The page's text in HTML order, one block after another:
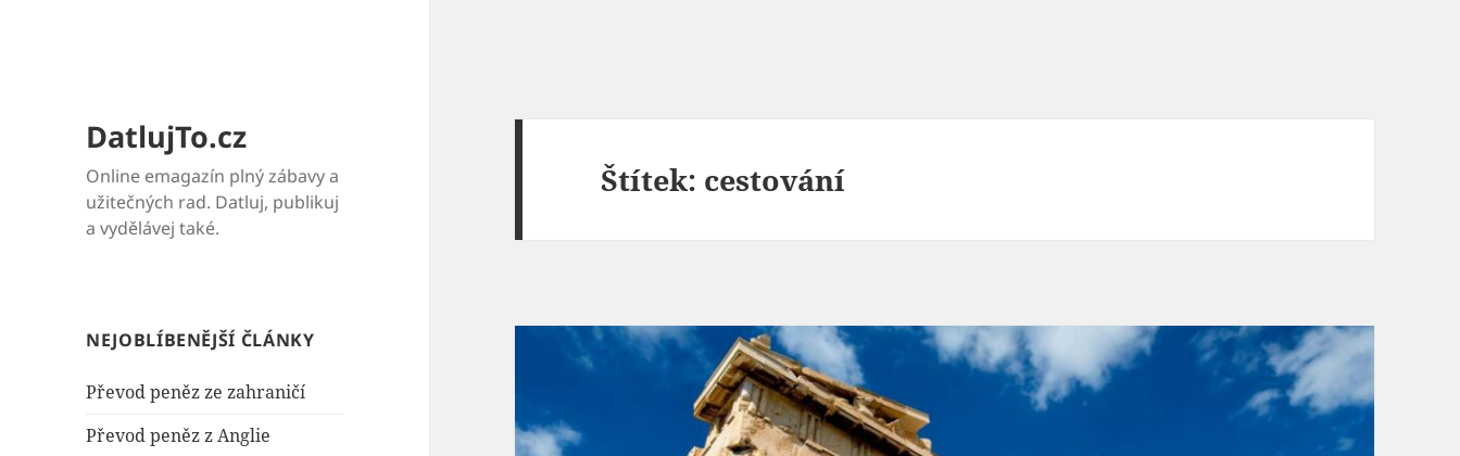
DatlujTo.cz
Online emagazín plný zábavy a
užitečných rad. Datluj, publikuj
a vydělávej také.
NEJOBLÍBENĚJŠÍ ČLÁNKY
Převod peněz ze zahraničí
Převod peněz z Anglie
Štítek: cestování